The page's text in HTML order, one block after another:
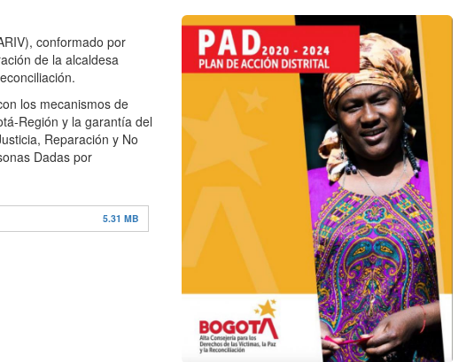
conformado por
de la alcaldesa
los mecanismos de
Región y la garantía del
Reparación y No
Dadas por
5.31 MB